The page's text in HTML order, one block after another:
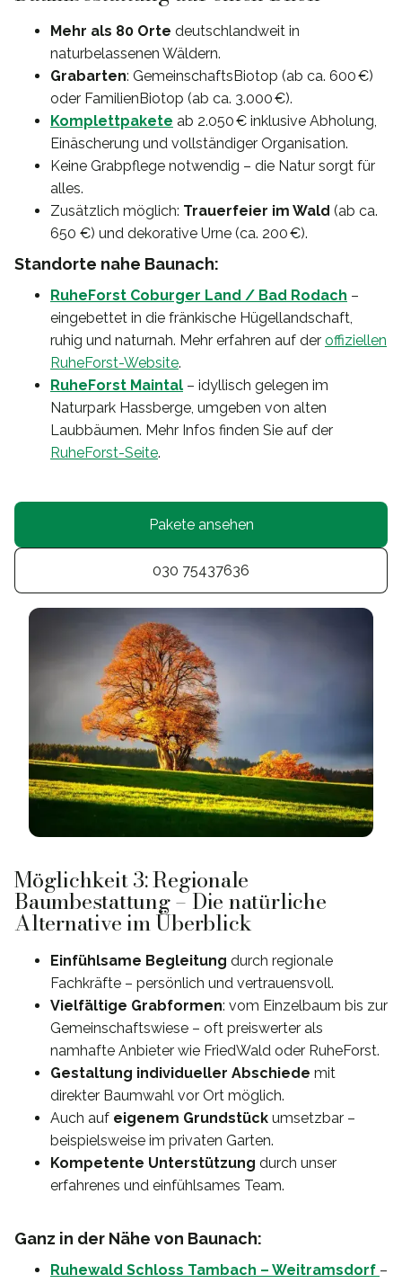
Mehr als 80 Orte deutschlandweit in
naturbelassenen Wäldern.
Grabarten: GemeinschaftsBiotop (ab ca. 600 €)
oder FamilienBiotop (ab ca. 3.000 €).
Komplettpakete ab 2.050 € inklusive Abholung,
Einäscherung und vollständiger Organisation.
Keine Grabpflege notwendig – die Natur sorgt für
alles.
Zusätzlich möglich: Trauerfeier im Wald (ab ca.
650 €) und dekorative Urne (ca. 200 €).
Standorte nahe Baunach:
RuheForst Coburger Land / Bad Rodach –
eingebettet in die fränkische Hügellandschaft,
ruhig und naturnah. Mehr erfahren auf der offiziellen
RuheForst-Website.
RuheForst Maintal – idyllisch gelegen im
Naturpark Hassberge, umgeben von alten
Laubbäumen. Mehr Infos finden Sie auf der
RuheForst-Seite.
Pakete ansehen
030 75437636
Möglichkeit 3: Regionale
Baumbestattung – Die natürliche
Alternative im Überblick
Einfühlsame Begleitung durch regionale
Fachkräfte – persönlich und vertrauensvoll.
Vielfältige Grabformen: vom Einzelbaum bis zur
Gemeinschaftswiese – oft preiswerter als
namhafte Anbieter wie FriedWald oder RuheForst.
Gestaltung individueller Abschiede mit
direkter Baumwahl vor Ort möglich.
Auch auf eigenem Grundstück umsetzbar –
beispielsweise im privaten Garten.
Kompetente Unterstützung durch unser
erfahrenes und einfühlsames Team.
Ganz in der Nähe von Baunach:
Ruhewald Schloss Tambach – Weitramsdorf –